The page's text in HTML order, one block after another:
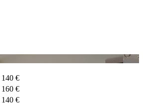
140 €
160 €
140 €